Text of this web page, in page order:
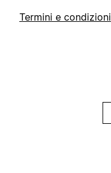
Termini e condizioni